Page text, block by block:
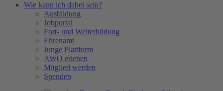
Wie kann ich dabei sein?
Ausbildung
Jobportal
Fort- und Weiterbildung
Ehrenamt
Junge Plattform
AWO erleben
Mitglied werden
Spenden